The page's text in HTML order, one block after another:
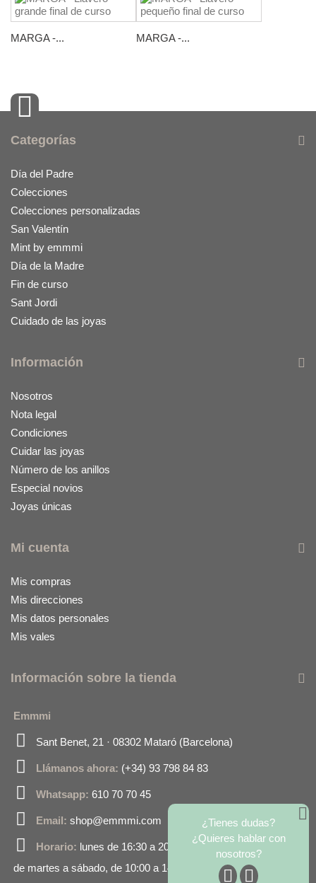
MARGA -... MARGA -...
Categorías
Día del Padre
Colecciones
Colecciones personalizadas
San Valentín
Mint by emmmi
Día de la Madre
Fin de curso
Sant Jordi
Cuidado de las joyas
Información
Nosotros
Nota legal
Condiciones
Cuidar las joyas
Número de los anillos
Especial novios
Joyas únicas
Mi cuenta
Mis compras
Mis direcciones
Mis datos personales
Mis vales
Información sobre la tienda
Emmmi
Sant Benet, 21 · 08302 Mataró (Barcelona)
Llámanos ahora: (+34) 93 798 84 83
Whatsapp: 610 70 70 45
Email: shop@emmmi.com
Horario: lunes de 16:30 a 20:00
de martes a sábado, de 10:00 a 14:00 y de 16:30 a 20:00.
¿Tienes dudas?
¿Quieres hablar con
nosotros?